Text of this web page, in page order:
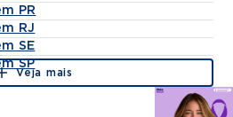
PR
RJ
SE
SP
Veja mais
Agende